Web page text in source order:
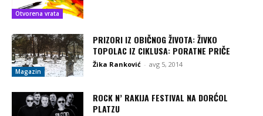
Otvorena vrata
Magazin
PRIZORI IZ OBIČNOG ŽIVOTA: ŽIVKO
TOPOLAC IZ CIKLUSA: PORATNE PRIČE
Žika Ranković - avg 5, 2014
ROCK N’ RAKIJA FESTIVAL NA DORĆOL
PLATZU